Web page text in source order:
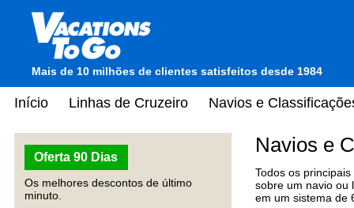
Mais de 10 milhões de clientes satisfeitos desde 1984
Início Linhas de Cruzeiro Navios e
Oferta 90 Dias
Os melhores descontos de último
minuto.
Navios e
Todos os
sobre um navio ou
em um sistema de